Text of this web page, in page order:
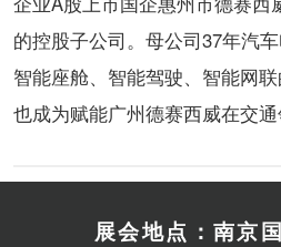
的控股子公司。母公司37年汽
智能座舱、智能驾驶、智能网
也成为赋能广州德赛西威在交通
展会地点：南京